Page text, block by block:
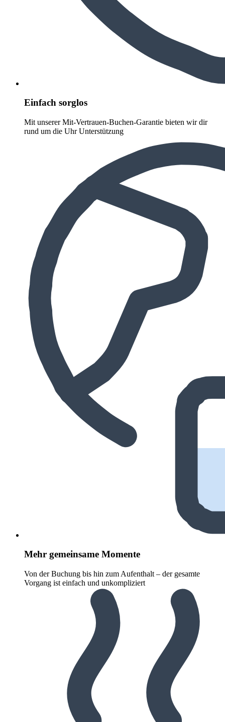
Einfach sorglos
Mit unserer Mit-Vertrauen-Buchen-Garantie bieten wir dir
rund um die Uhr Unterstützung
Mehr gemeinsame Momente
Von der Buchung bis hin zum Aufenthalt – der gesamte
Vorgang ist einfach und unkompliziert